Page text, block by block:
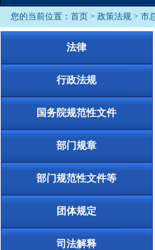
您的当前位置： 首页 > 政策法规 > 市
法律
行政法规
国务院规范性文件
部门规章
部门规范性文件等
团体规定
司法解释